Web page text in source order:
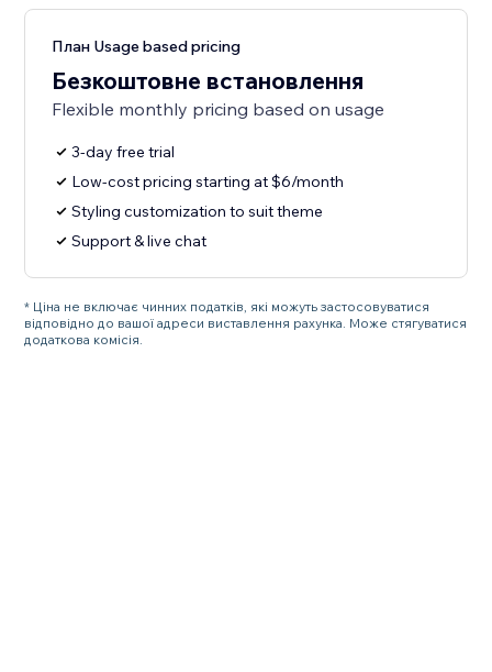
План Usage based pricing
Безкоштовне встановлення
Flexible monthly pricing based on usage
3-day free trial
Low-cost pricing starting at $6/month
Styling customization to suit theme
Support & live chat
* Ціна не включає чинних податків, які можуть застосовуватися
відповідно до вашої адреси виставлення рахунка. Може стягуватися
додаткова комісія.